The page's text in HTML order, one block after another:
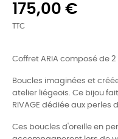
175,00 €
TTC
Coffret ARIA composé de
Boucles imaginées et
atelier liégeois. Ce bijou
RIVAGE dédiée aux perles
Ces boucles d'oreille en